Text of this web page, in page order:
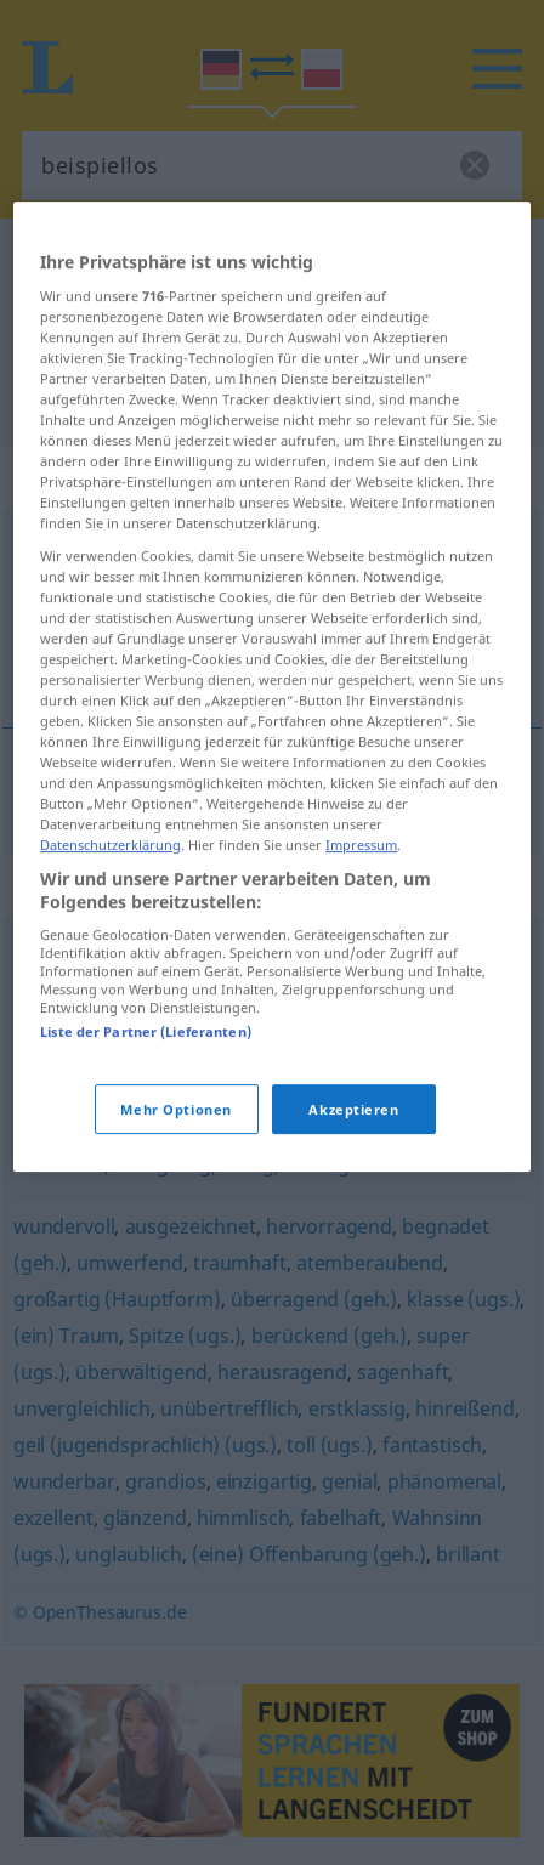
Deutsch-Polnisch Wörterbuch
Deutsch-Polnisch Übersetzung für
"beispiellos"
"beispiellos" Polnisch Übersetzung
„beispiellos“
Übersicht aller Übersetzungen
(Für mehr Details die Übersetzung anklicken/antippen)
bezprzykładny, bezprecedensowy
bezprzykładny,bezprecedensowy beispiellos
Synonyme für "beispiellos"
haarsträubend,ausgemacht,unfassbar
sondergleichen,ohnegleichen
unverwechselbar (ugs.),ohnegleichen,einmalig
unnachahmlich,alleinig,sondergleichen (geh.),
individuell
wundervoll, ausgezeichnet, hervorragend, begnadet
(geh.), umwerfend,traumhaft, atemberaubend,
großartig (Hauptform), überragend (geh.), klasse (ugs.),
(ein) Traum, Spitze (ugs.), berückend (geh.), super
(ugs.), überwältigend, herausragend, sagenhaft,
unvergleichlich, unübertrefflich, erstklassig, hinreißend,
geil (jugendsprachlich) (ugs.),toll (ugs.), fantastisch,
wunderbar, grandios, einzigartig, genial, phänomenal,
exzellent, glänzend, himmlisch, fabelhaft, Wahnsinn
(ugs.), unglaublich, (eine) Offenbarung (geh.), brillant
© OpenThesaurus.de
Ihre Privatsphäre ist uns wichtig
Wir und unsere716-Partner speichern und greifen auf
personenbezogene Daten wie Browserdaten oder eindeutige
Kennungen auf Ihrem Gerät zu. Durch Auswahl von Akzeptieren
aktivieren Sie Tracking-Technologien für die unter „Wir und unsere
Partner verarbeiten Daten, um Ihnen Dienste bereitzustellen“
aufgeführten Zwecke. Wenn Tracker deaktiviert sind, sind manche
Inhalte und Anzeigen möglicherweise nicht mehr so relevant für Sie. Sie
können dieses Menü jederzeit wieder aufrufen, um Ihre Einstellungen zu
ändern oder Ihre Einwilligung zu widerrufen, indem Sie auf den Link
Privatsphäre-Einstellungen am unteren Rand der Webseite klicken. Ihre
Einstellungen gelten innerhalb unseres Website. Weitere Informationen
finden Sie in unserer Datenschutzerklärung.
Wir verwenden Cookies, damit Sie unsere Webseite bestmöglich nutzen
und wir besser mit Ihnen kommunizieren können. Notwendige,
funktionale und statistische Cookies, die für den Betrieb der Webseite
und der statistischen Auswertung unserer Webseite erforderlich sind,
werden auf Grundlage unserer Vorauswahl immer auf Ihrem Endgerät
gespeichert. Marketing-Cookies und Cookies, die der Bereitstellung
personalisierter Werbung dienen, werden nur gespeichert, wenn Sie uns
durch einen Klick auf den „Akzeptieren“-Button Ihr Einverständnis
geben. Klicken Sie ansonsten auf „Fortfahren ohne Akzeptieren“. Sie
können Ihre Einwilligung jederzeit für zukünftige Besuche unserer
Webseite widerrufen. Wenn Sie weitere Informationen zu den Cookies
und den Anpassungsmöglichkeiten möchten, klicken Sie einfach auf den
Button „Mehr Optionen“. Weitergehende Hinweise zu der
Datenverarbeitung entnehmen Sie ansonsten unserer
Datenschutzerklärung. Hier finden Sie unserImpressum.
Wir und unsere Partner verarbeiten Daten, um
Folgendes bereitzustellen:
Genaue Geolocation-Daten verwenden. Geräteeigenschaften zur
Identifikation aktiv abfragen. Speichern von und/oder Zugriff auf
Informationen auf einem Gerät. Personalisierte Werbung und Inhalte,
Messung von Werbung und Inhalten, Zielgruppenforschung und
Entwicklung von Dienstleistungen.
Liste der Partner (Lieferanten)
Mehr Optionen Akzeptieren